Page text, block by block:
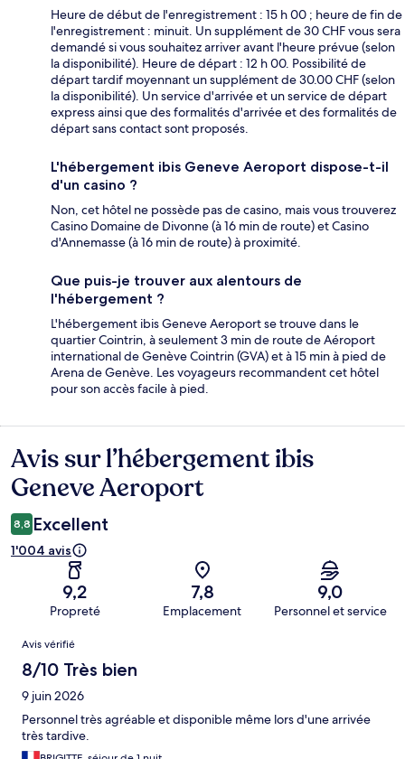
Heure de début de l'enregistrement : 15 h 00 ; heure de fin de
l'enregistrement : minuit. Un supplément de 30 CHF vous sera
demandé si vous souhaitez arriver avant l'heure prévue (selon
la disponibilité). Heure de départ : 12 h 00. Possibilité de
départ tardif moyennant un supplément de 30.00 CHF (selon
la disponibilité). Un service d'arrivée et un service de départ
express ainsi que des formalités d'arrivée et des formalités de
départ sans contact sont proposés.
L'hébergement ibis Geneve Aeroport dispose-t-il
d'un casino ?
Non, cet hôtel ne possède pas de casino, mais vous trouverez
Casino Domaine de Divonne (à 16 min de route) et Casino
d'Annemasse (à 16 min de route) à proximité.
Que puis-je trouver aux alentours de
l'hébergement ?
L'hébergement ibis Geneve Aeroport se trouve dans le
quartier Cointrin, à seulement 3 min de route de Aéroport
international de Genève Cointrin (GVA) et à 15 min à pied de
Arena de Genève. Les voyageurs recommandent cet hôtel
pour son accès facile à pied.
Avis
Avis sur l’hébergement ibis
Geneve Aeroport
8,8 Excellent
1'004 avis
9,2
Propreté
7,8
Emplacement
9,0
Personnel et service
Avis
Avis vérifié
8/10 Très bien
9 juin 2026
Personnel très agréable et disponible même lors d'une arrivée
très tardive.